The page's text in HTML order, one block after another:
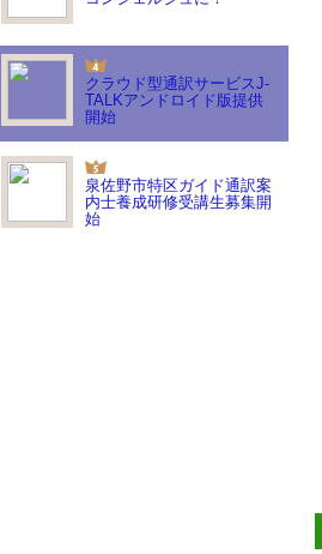
クラウド型通訳サービスJ-
TALKアンドロイド版提供
開始
泉佐野市特区ガイド通訳案
内士養成研修受講生募集開
始